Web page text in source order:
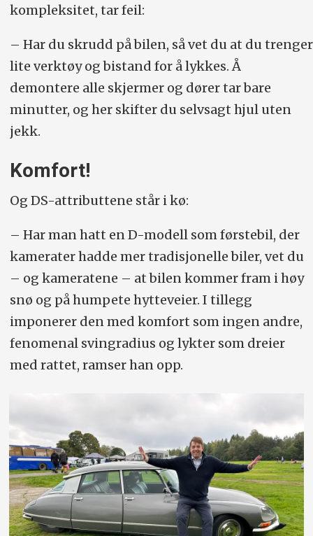
kompleksitet, tar feil:
– Har du skrudd på bilen, så vet du at du trenger
lite verktøy og bistand for å lykkes. Å
demontere alle skjermer og dører tar bare
minutter, og her skifter du selvsagt hjul uten
jekk.
Komfort!
Og DS-attributtene står i kø:
– Har man hatt en D-modell som førstebil, der
kamerater hadde mer tradisjonelle biler, vet du
– og kameratene – at bilen kommer fram i høy
snø og på humpete hytteveier. I tillegg
imponerer den med komfort som ingen andre,
fenomenal svingradius og lykter som dreier
med rattet, ramser han opp.